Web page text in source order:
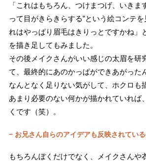
「これはもちろん、つけまつげ、いきま
って目がきらきらする”という絵コンテ
れはやっぱり眉毛はきりっとですかね」
を描き足してもみました。
その後メイクさんがいい感じの太眉を研
て、最終的にあのかっぱができあがった
なんとなく足りない気がして、ホクロも
あまり必要のない何かが描かれていれば
くです（笑）。
− お兄さん自らのアイデアも反映されてい
もちろんぼくだけでなく、メイクさんや